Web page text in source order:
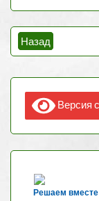
записям
Назад
Версия
Решаем вместе